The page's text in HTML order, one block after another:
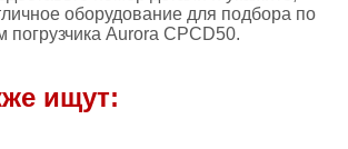
оборудование для подбора по
погрузчика Aurora CPCD50.
ищут: